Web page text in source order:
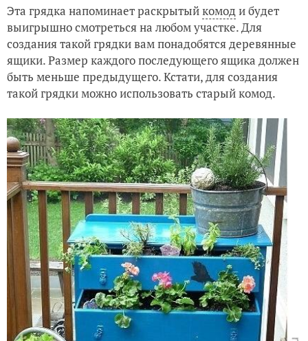
Эта грядка напоминает раскрытыйкомод и будет
выигрышно смотреться на любом участке. Для
создания такой грядки вам понадобятся деревянные
ящики. Размер каждого последующего ящика должен
быть меньше предыдущего. Кстати, для создания
такой грядки можно использовать старый комод.